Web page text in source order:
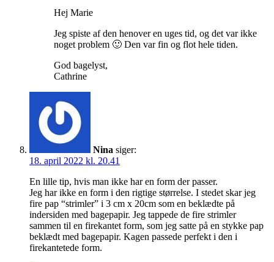
Hej Marie
Jeg spiste af den henover en uges tid, og det var ikke
noget problem 🙂 Den var fin og flot hele tiden.
God bagelyst,
Cathrine
Nina siger:
18. april 2022 kl. 20.41
En lille tip, hvis man ikke har en form der passer.
Jeg har ikke en form i den rigtige størrelse. I stedet skar jeg
fire pap “strimler” i 3 cm x 20cm som en beklædte på
indersiden med bagepapir. Jeg tappede de fire strimler
sammen til en firekantet form, som jeg satte på en stykke pap
beklædt med bagepapir. Kagen passede perfekt i den i
firekantetede form.